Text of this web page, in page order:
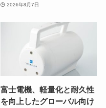
2026年8月7日
富士電機、軽量化と耐久性
を向上したグローバル向け